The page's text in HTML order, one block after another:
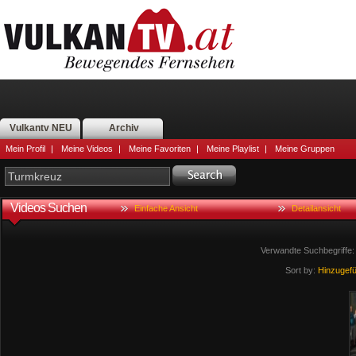
Vulkantv NEU Archiv
Mein Profil | Meine Videos | Meine Favoriten | Meine Playlist | Meine Gruppen
Videos Suchen Einfache Ansicht Detailansicht
Verwandte Suchbegriffe:
Sort by: